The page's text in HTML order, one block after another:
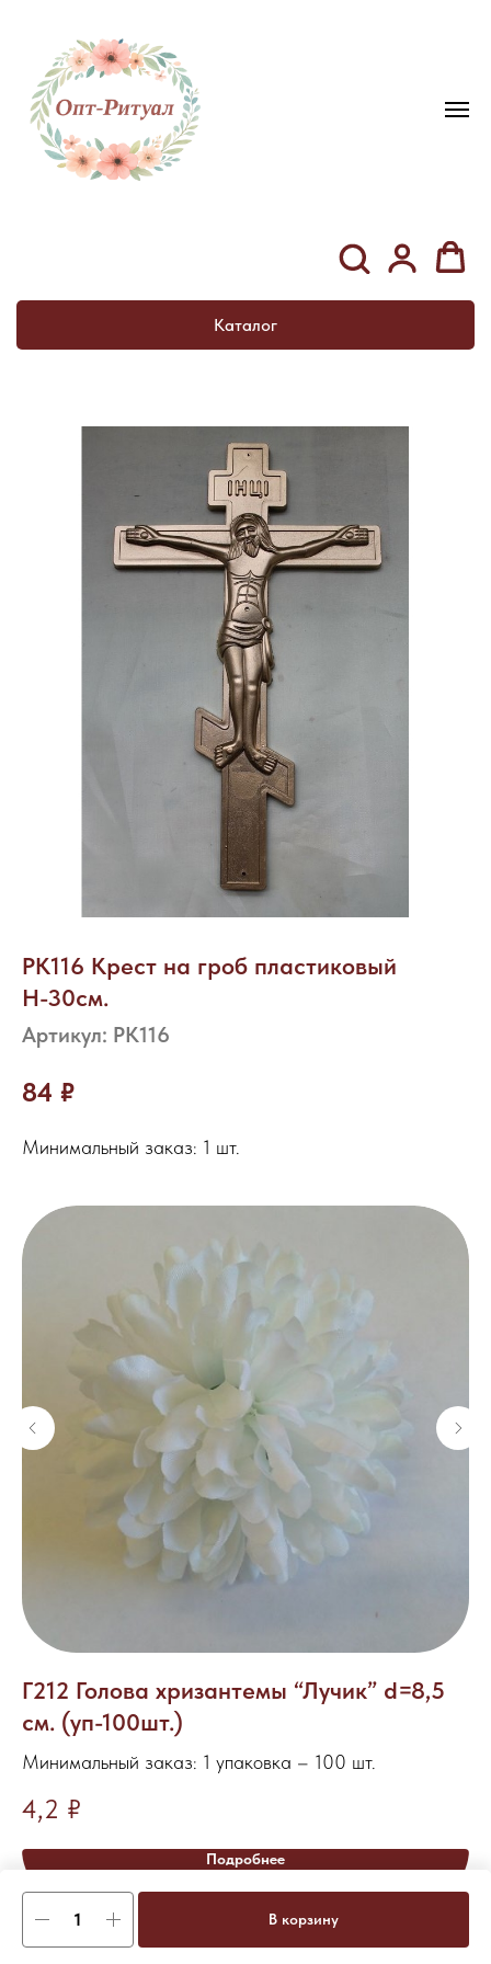
Каталог
РК116 Крест на гроб пластиковый
Н-30см.
Артикул: РК116
84 ₽
В корзину
Минимальный заказ: 1 шт.
Г212 Голова хризантемы “Лучик” d=8,5
см. (уп-100шт.)
Минимальный заказ: 1 упаковка – 100 шт.
4,2 ₽
Подробнее